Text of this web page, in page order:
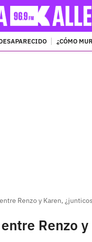
¿CÓMO
Renzo y Karen,
Renzo